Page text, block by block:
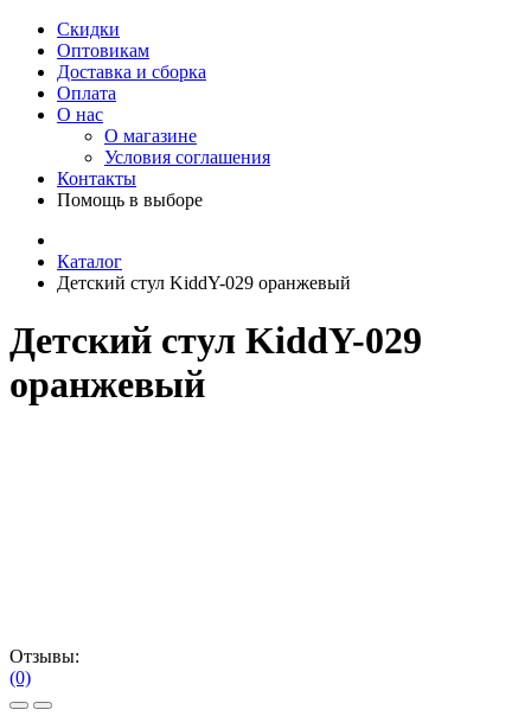
Скидки
Оптовикам
Доставка и сборка
Оплата
О нас
О магазине
Условия соглашения
Контакты
Помощь в выборе
Каталог
Детский стул KiddY-029 оранжевый
Детский стул KiddY-029
оранжевый
Отзывы:
(0)